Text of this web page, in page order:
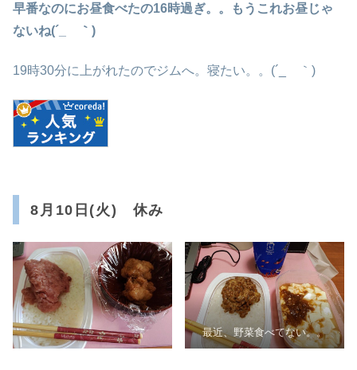
早番なのにお昼食べたの16時過ぎ。。もうこれお昼じゃ
ないね(´_ゝ｀)
19時30分に上がれたのでジムへ。寝たい。。(´_ゝ｀)
8月10日(火) 休み
最近、野菜食べてない。。